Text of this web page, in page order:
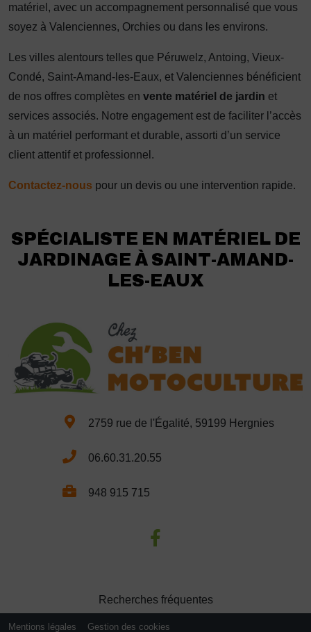
matériel, avec un accompagnement personnalisé que vous
soyez à Valenciennes, Orchies ou dans les environs.
Les villes alentours telles que Péruwelz, Antoing, Vieux-
Condé, Saint-Amand-les-Eaux, et Valenciennes bénéficient
de nos offres complètes en vente matériel de jardin et
services associés. Notre engagement est de faciliter l’accès
à un matériel performant et durable, assorti d’un service
client attentif et professionnel.
Contactez-nous pour un devis ou une intervention rapide.
SPÉCIALISTE EN MATÉRIEL DE
JARDINAGE À SAINT-AMAND-
LES-EAUX
2759 rue de l'Égalité, 59199 Hergnies
06.60.31.20.55
948 915 715
Recherches fréquentes
Mentions légales Gestion des cookies